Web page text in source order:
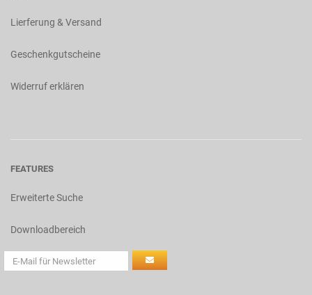
Lierferung & Versand
Geschenkgutscheine
Widerruf erklären
FEATURES
Erweiterte Suche
Downloadbereich